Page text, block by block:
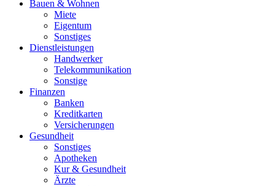
Bauen & Wohnen
Miete
Eigentum
Sonstiges
Dienstleistungen
Handwerker
Telekommunikation
Sonstige
Finanzen
Banken
Kreditkarten
Versicherungen
Gesundheit
Sonstiges
Apotheken
Kur & Gesundheit
Ärzte